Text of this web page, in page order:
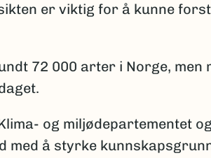
er viktig for å kunne
72 000 arter i Norge, men
og miljødepartementet
med å styrke